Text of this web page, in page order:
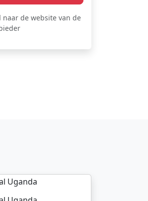
de website van de